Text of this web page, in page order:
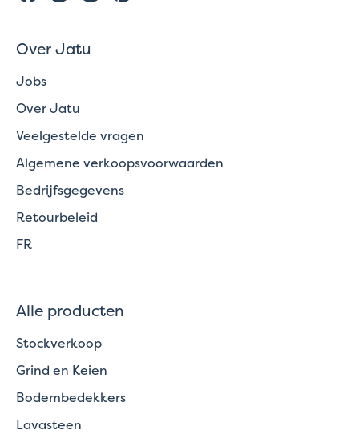
Over Jatu
Jobs
Over Jatu
Veelgestelde vragen
Algemene verkoopsvoorwaarden
Bedrijfsgegevens
Retourbeleid
FR
Alle producten
Stockverkoop
Grind en Keien
Bodembedekkers
Lavasteen